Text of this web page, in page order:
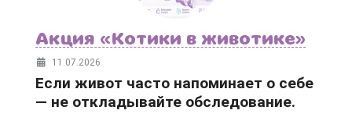
Акция «Котики в животике»
11.07.2026
Если живот часто напоминает о себе
— не откладывайте обследование.